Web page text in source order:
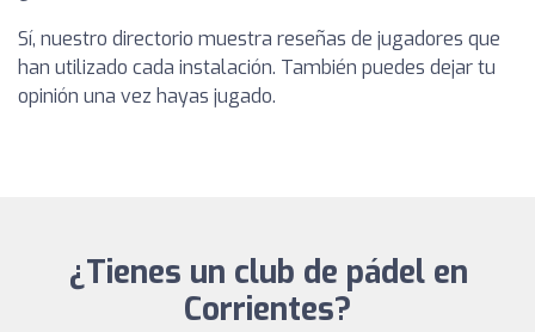
Sí, nuestro directorio muestra reseñas de jugadores que
han utilizado cada instalación. También puedes dejar tu
opinión una vez hayas jugado.
¿Tienes un club de pádel en
Corrientes?